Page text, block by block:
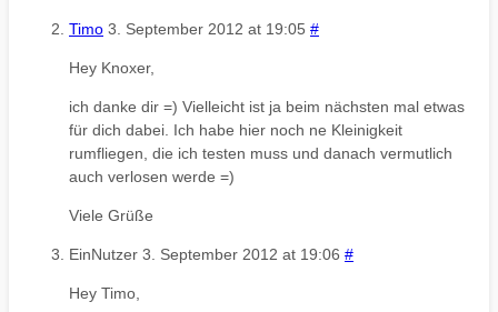
Timo 3. September 2012 at 19:05 #
Hey Knoxer,
ich danke dir =) Vielleicht ist ja beim nächsten mal etwas
für dich dabei. Ich habe hier noch ne Kleinigkeit
rumfliegen, die ich testen muss und danach vermutlich
auch verlosen werde =)
Viele Grüße
EinNutzer 3. September 2012 at 19:06 #
Hey Timo,